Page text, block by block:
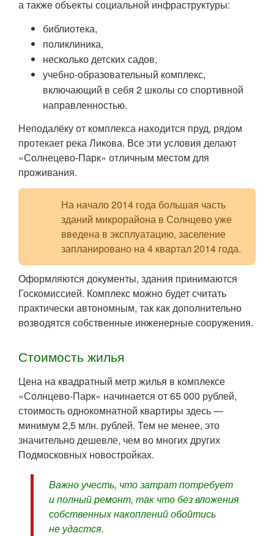
а также объекты социальной инфраструктуры:
библиотека,
поликлиника,
несколько детских садов,
учебно-образовательный комплекс,
включающий в себя 2 школы со спортивной
направленностью.
Неподалёку от комплекса находится пруд, рядом
протекает река Ликова. Все эти условия делают
«Солнецево-Парк» отличным местом для
проживания.
На начало 2014 года большая часть
зданий микрорайона в Солнцево уже
введена в эксплуатацию, заселение
запланировано на 4 квартал 2014 года.
Оформляются документы, здания принимаются
Госкомиссией. Комплекс можно будет считать
практически автономным, так как дополнительно
возводятся собственные инженерные сооружения.
Стоимость жилья
Цена на квадратный метр жилья в комплексе
«Солнцево-Парк» начинается от 65 000 рублей,
стоимость однокомнатной квартиры здесь —
минимум 2,5 млн. рублей. Тем не менее, это
значительно дешевле, чем во многих других
Подмосковных новостройках.
Важно учесть, что затрат потребует
и полный ремонт, так что без вложения
собственных накоплений обойтись
не удастся.